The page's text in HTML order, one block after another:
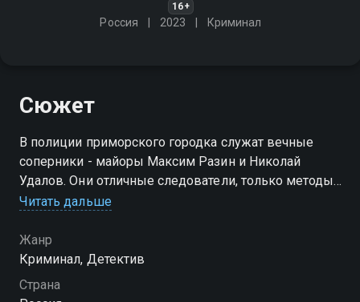
16+
Россия 2023 Криминал
Сюжет
В полиции приморского городка служат вечные
соперники - майоры Максим Разин и Николай
Удалов. Они отличные следователи, только методы
у них разные
Читать дальше
Жанр
Криминал, Детектив
Страна